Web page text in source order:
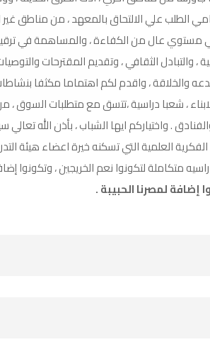
الطلب علي الالتحاق بالمعهد ، من مناطق
مستوي عال من الكفاءة ، والمساهمة في
والتبادل الثقافي ، وتقديم المقترحات
والخلاقة ، واقدم لكم اهتماما مكثفا
، شعبا دراسية ،تتسق مع متطلبات السوق ،
. واختياركم ايها الشباب ، بأذن الله
الفكرية العلمية التي تسكنه خيرة اعضاء هيئة
متكاملة لتكونوا نعم الخريجين ، وتكونوا
إضافة لمصرنا الحبيبة .